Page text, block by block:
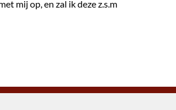
mij op, en zal ik deze z.s.m